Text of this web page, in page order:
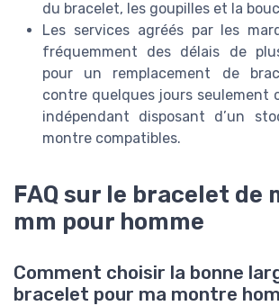
du bracelet, les goupilles et la
Les services agréés par les
fréquemment des délais de
pour un remplacement de
contre quelques jours seulement
indépendant disposant d’un
montre compatibles.
FAQ sur le bracelet de
mm pour homme
Comment choisir la bonne
bracelet pour ma montre